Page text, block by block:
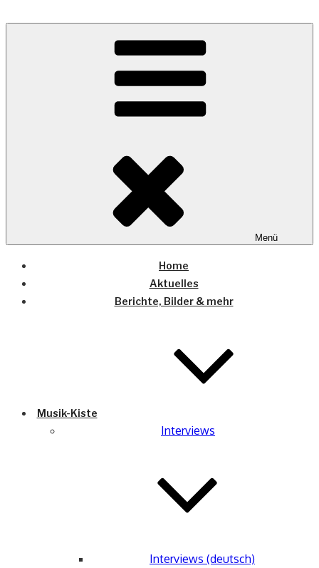
COUNTRYHOME
Wo die (Country-) Musik Zuhause ist
Menü
Home
Aktuelles
Berichte, Bilder & mehr
Musik-Kiste
Interviews
Interviews (deutsch)